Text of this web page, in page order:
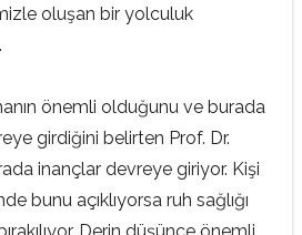
oluşan bir yolculuk
önemli olduğunu ve burada
girdiğini belirten Prof. Dr.
inançlar devreye giriyor. Kişi
bunu açıklıyorsa ruh sağlığı
Derin düşünce önemli.